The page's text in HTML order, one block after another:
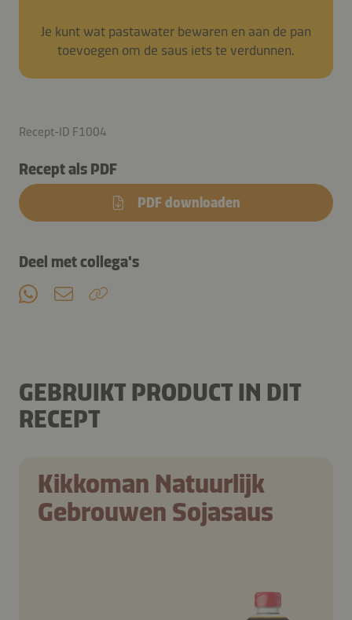
Je kunt wat pastawater bewaren en aan de pan
toevoegen om de saus iets te verdunnen.
Recept-ID F1004
Recept als PDF
PDF downloaden
Deel met collega's
GEBRUIKT PRODUCT IN DIT
RECEPT
Kikkoman Natuurlijk
Gebrouwen Sojasaus